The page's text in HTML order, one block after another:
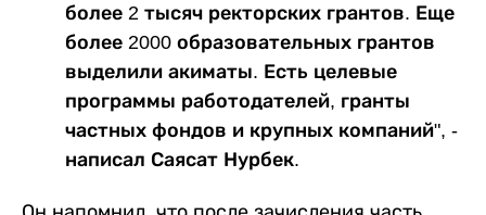
более 2 тысяч ректорских грантов. Еще
более 2000 образовательных грантов
выделили акиматы. Есть целевые
программы работодателей, гранты
частных фондов и крупных компаний", -
написал Саясат Нурбек.